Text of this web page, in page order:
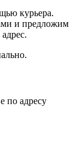
курьера.
и предложим
по адресу